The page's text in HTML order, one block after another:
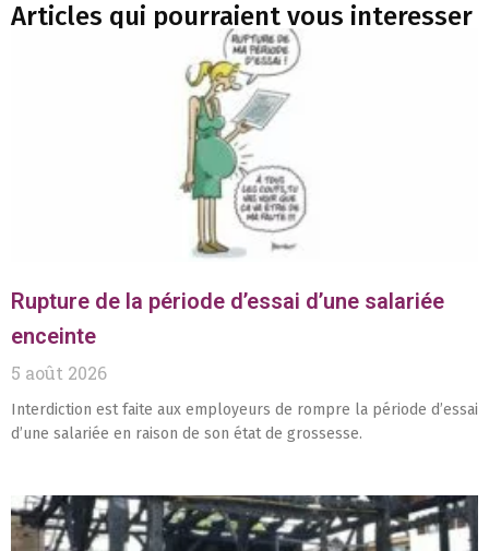
Articles qui pourraient vous interesser
Rupture de la période d’essai d’une salariée
enceinte
5 août 2026
Interdiction est faite aux employeurs de rompre la période d’essai
d’une salariée en raison de son état de grossesse.